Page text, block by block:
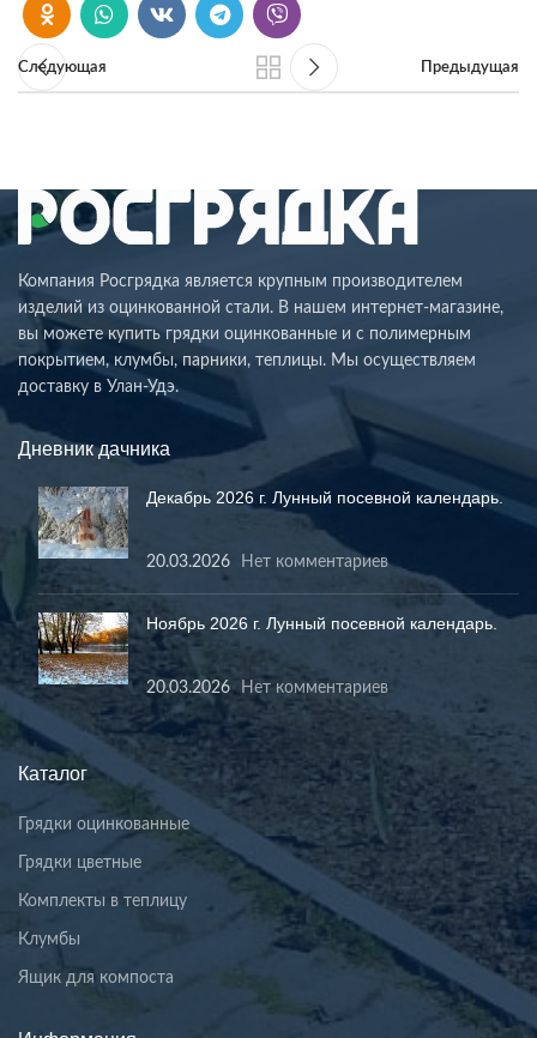
Следующая Предыдущая
Компания Росгрядка является крупным производителем
изделий из оцинкованной стали. В нашем интернет-магазине,
вы можете купить грядки оцинкованные и с полимерным
покрытием, клумбы, парники, теплицы. Мы осуществляем
доставку в Улан-Удэ.
Дневник дачника
Декабрь 2026 г. Лунный посевной календарь.
20.03.2026 Нет комментариев
Ноябрь 2026 г. Лунный посевной календарь.
20.03.2026 Нет комментариев
Каталог
Грядки оцинкованные
Грядки цветные
Комплекты в теплицу
Клумбы
Ящик для компоста